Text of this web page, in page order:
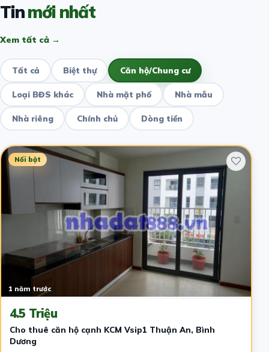
Tinmới nhất
Xem tất cả →
Tất cả Biệt thự Căn hộ/Chung cư
Loại BĐS khác Nhà mặt phố Nhà mẫu
Nhà riêng Chính chủ Dòng tiền
Nổi bật
1 năm trước
4.5 Triệu
Cho thuê căn hộ cạnh KCM Vsip1 Thuận An, Bình
Dương